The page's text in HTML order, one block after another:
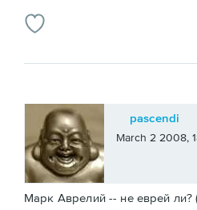
pascendi
March 2 2008,
Марк Аврелий -- не еврей ли?